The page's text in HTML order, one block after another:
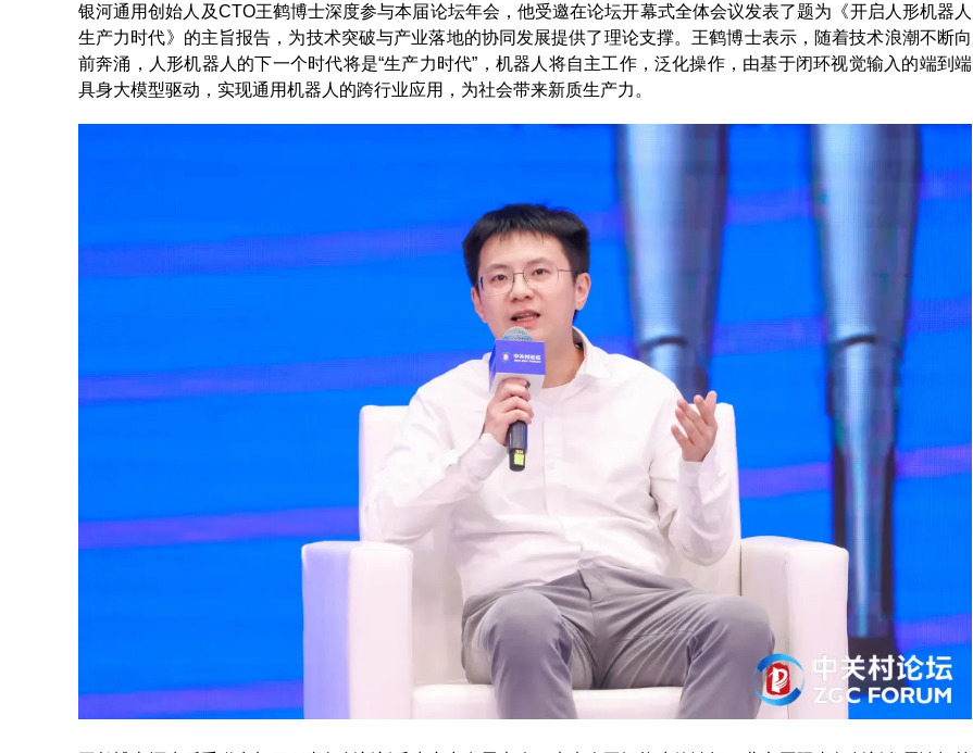
银河通用创始人及CTO王鹤博士深度参与本届论坛年会，他受邀在论坛开幕式全体会议发表了题为《开启人形机器人
生产力时代》的主旨报告，为技术突破与产业落地的协同发展提供了理论支撑。王鹤博士表示，随着技术浪潮不断向
前奔涌，人形机器人的下一个时代将是“生产力时代”，机器人将自主工作，泛化操作，由基于闭环视觉输入的端到端
具身大模型驱动，实现通用机器人的跨行业应用，为社会带来新质生产力。